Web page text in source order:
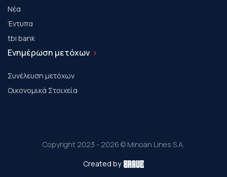
Νέα
Έντυπα
tbi bank
Ενημέρωση μετόχων
Συνέλευση μετόχων
Οικονομικά Στοιχεία
Copyright 2023 - 2026 © Minoan Lines S.A.
Created by